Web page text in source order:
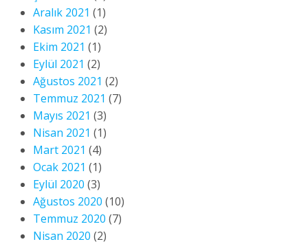
Aralık 2021 (1)
Kasım 2021 (2)
Ekim 2021 (1)
Eylül 2021 (2)
Ağustos 2021 (2)
Temmuz 2021 (7)
Mayıs 2021 (3)
Nisan 2021 (1)
Mart 2021 (4)
Ocak 2021 (1)
Eylül 2020 (3)
Ağustos 2020 (10)
Temmuz 2020 (7)
Nisan 2020 (2)